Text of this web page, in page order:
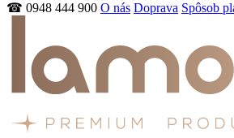
☎ 0948 444 900 O nás Doprava Spôsob